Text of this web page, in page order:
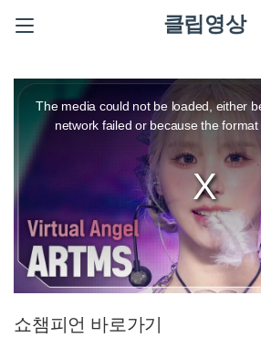
클립영상
a
The media could not be loaded, either
network failed or because the format
쇼챔피언